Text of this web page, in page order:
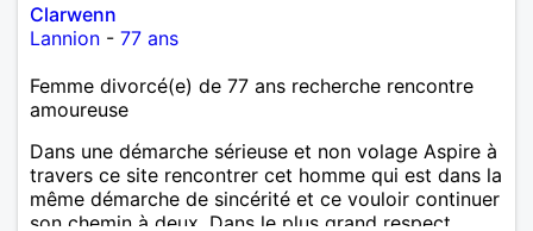
Clarwenn
Lannion - 77 ans
Femme divorcé(e) de 77 ans recherche rencontre
amoureuse
Dans une démarche sérieuse et non volage Aspire à
travers ce site rencontrer cet homme qui est dans la
même démarche de sincérité et ce vouloir continuer
son chemin à deux. Dans le plus grand respect,